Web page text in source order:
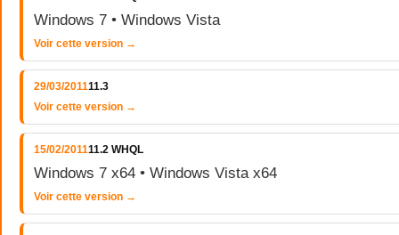
Windows 7 • Windows Vista
Voir cette version →
29/03/201111.3
Voir cette version →
15/02/201111.2 WHQL
Windows 7 x64 • Windows Vista x64
Voir cette version →